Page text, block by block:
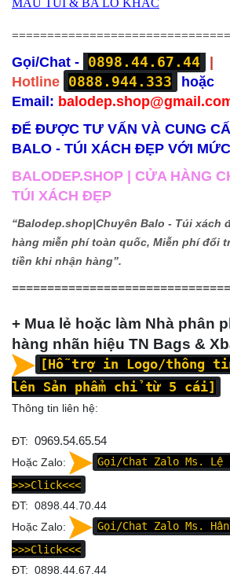
Gọi/Chat - 0898.44.67.44
|
Hotline 0888.944.333
hoặc
Email:
ĐỂ ĐƯỢC TƯ VẤN VÀ CUNG
BALO - TÚI XÁCH ĐẸP VỚI
BALODEP.SHOP | CỬA HÀNG
TÚI XÁCH ĐẸP
“Balodep.shop|Chuyên Balo - Túi xách
hàng miễn phí toàn quốc, Miễn phí đổi
tiền khi nhận hàng”.
+ Mua lẻ hoặc làm Nhà phân
hàng nhãn hiệu TN Bags &
[Hỗ trợ in Logo/thông
lên Sản phẩm chỉ từ 5 cái]
Thông tin liên hệ:
ĐT: 0969.54.65.54
Hoặc Zalo:
Gọi/Chat Zalo Ms. Lệ
>>>Click<<<
ĐT: 0898.44.70.44
Hoặc Zalo:
Gọi/Chat Zalo Ms.
>>>Click<<<
ĐT: 0898.44.67.44